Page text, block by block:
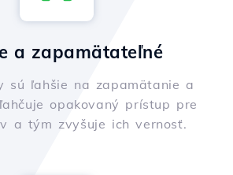
a zapamätateľné
sú ľahšie na zapamätanie a
opakovaný prístup pre
a tým zvyšuje ich vernosť.